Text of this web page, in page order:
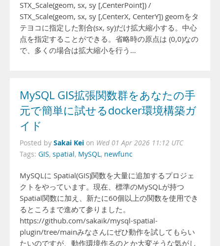
STX_Scale(geom, sx, sy [,CenterPoint]) /
STX_Scale(geom, sx, sy [,CenterX, CenterY]) geomをタ
テヨコに指定した割合(sx, sy)だけ拡大縮小する。中心
点を指定することができる。省略時の原点は (0,0)なの
で、多くの場合は拡大縮小を行う…
MySQL GIS拡張関数群をあなたの手
元で簡単に試せるdocker環境構築ガ
イド
Posted by Sakai Kei on Wed 01 Apr 2026 11:12 UTC
Tags: GIS, spatial, MySQL, newfunc
MySQLに Spatial(GIS)関数を大量に追加するプロジェ
クトをやっています。現在、標準のMySQLが持つ
Spatial関数に加え、新たに60個以上の関数を使用でき
るところまで進めて参りました。
https://github.com/sakaik/mysql-spatial-
plugin/tree/mainみなさんにぜひ動作を試してもらい
たいのですが、動作環境作るのとか大変そうな気がし